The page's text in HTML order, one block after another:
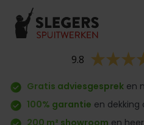
9.8
Gratis adviesgesprek en
100% garantie en dekking
200 m² showroom en